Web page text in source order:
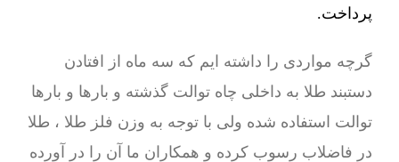
پرداخت.
گرچه مواردی را داشته ایم که سه ماه از افتادن
دستبند طلا به داخلی چاه توالت گذشته و بارها و بارها
توالت استفاده شده ولی با توجه به وزن فلز طلا ، طلا
در فاضلاب رسوب کرده و همکاران ما آن را در آورده